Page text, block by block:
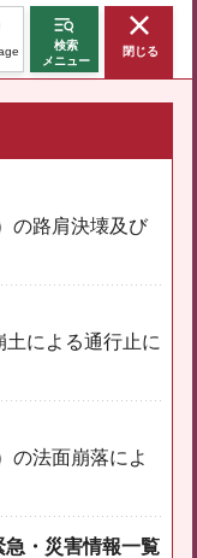
検索
メニュー
閉じる
の路肩決壊及び
による通行止に
の法面崩落によ
急・災害情報一覧